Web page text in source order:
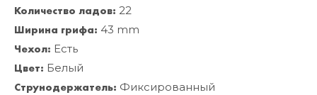
Количество ладов: 22
Ширина грифа: 43 mm
Чехол: Есть
Цвет: Белый
Струнодержатель: Фиксированный